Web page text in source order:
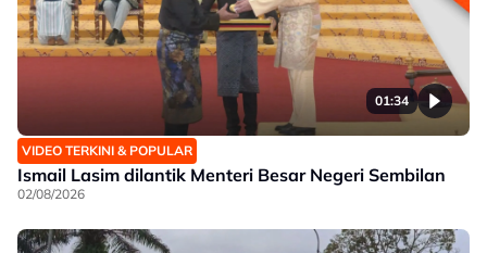
01:34
VIDEO TERKINI & POPULAR
Ismail Lasim dilantik Menteri Besar Negeri Sembilan
02/08/2026